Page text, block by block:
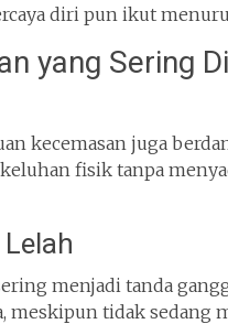
diri pun ikut
yang Sering
kecemasan juga
fisik tanpa
menjadi tanda
meskipun tidak sedang